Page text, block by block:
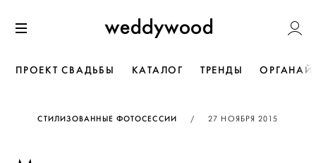
к содержанию
Weddywood
ПРОЕКТ СВАДЬБЫ КАТАЛОГ ТРЕНДЫ
СТИЛИЗОВАННЫЕ ФОТОСЕССИИ / ОПУБЛИКОВАНО
27 НОЯБРЯ 2015